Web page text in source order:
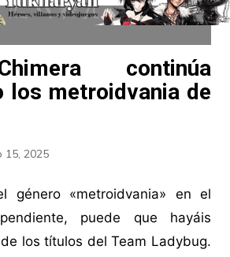
continúa
los metroidvania de
15, 2025
género «metroidvania» en el
puede que hayáis
los títulos del Team Ladybug.